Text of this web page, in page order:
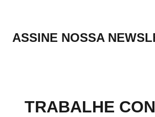
ASSINE NOSSA
TRABALHE